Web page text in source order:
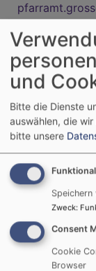
Startseite
Ihr Name
Ihre E-Mail-
Betreff
und
Bitte die Dienste
auswählen, die
bitte unsere
Funktional
Zweck:
Consent
Cookie
Browser